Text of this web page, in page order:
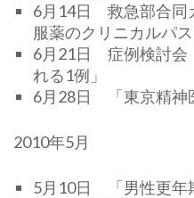
6月14日 救急部合
服薬のクリニカルパス
6月21日 症例検討会
れる1例」
6月28日 「東京精神
2010年5月
5月10日 「男性更